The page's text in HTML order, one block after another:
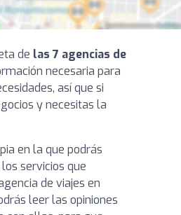
de las 7 agencias de
necesaria para
así que si
y necesitas la
en la que podrás
servicios que
de viajes en
leer las opiniones